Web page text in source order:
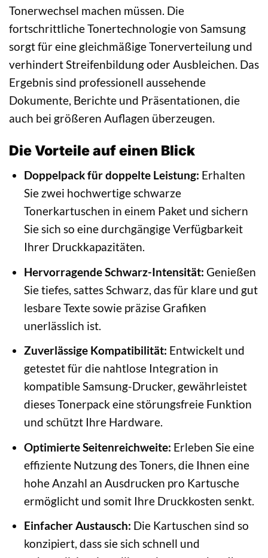
Tonerwechsel machen müssen. Die
fortschrittliche Tonertechnologie von Samsung
sorgt für eine gleichmäßige Tonerverteilung und
verhindert Streifenbildung oder Ausbleichen. Das
Ergebnis sind professionell aussehende
Dokumente, Berichte und Präsentationen, die
auch bei größeren Auflagen überzeugen.
Die Vorteile auf einen Blick
Doppelpack für doppelte Leistung: Erhalten
Sie zwei hochwertige schwarze
Tonerkartuschen in einem Paket und sichern
Sie sich so eine durchgängige Verfügbarkeit
Ihrer Druckkapazitäten.
Hervorragende Schwarz-Intensität: Genießen
Sie tiefes, sattes Schwarz, das für klare und gut
lesbare Texte sowie präzise Grafiken
unerlässlich ist.
Zuverlässige Kompatibilität: Entwickelt und
getestet für die nahtlose Integration in
kompatible Samsung-Drucker, gewährleistet
dieses Tonerpack eine störungsfreie Funktion
und schützt Ihre Hardware.
Optimierte Seitenreichweite: Erleben Sie eine
effiziente Nutzung des Toners, die Ihnen eine
hohe Anzahl an Ausdrucken pro Kartusche
ermöglicht und somit Ihre Druckkosten senkt.
Einfacher Austausch: Die Kartuschen sind so
konzipiert, dass sie sich schnell und